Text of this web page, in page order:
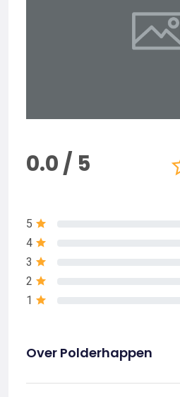
0.0 / 5
5
4
3
2
1
Over Polderhappen